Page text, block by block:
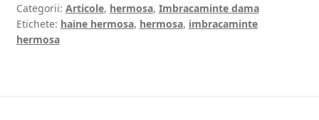
Categorii: Articole, hermosa, Imbracaminte dama
Etichete: haine hermosa, hermosa, imbracaminte
hermosa